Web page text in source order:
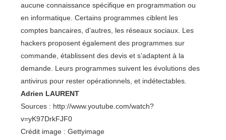
aucune connaissance spécifique en programmation ou
en informatique. Certains programmes ciblent les
comptes bancaires, d’autres, les réseaux sociaux. Les
hackers proposent également des programmes sur
commande, établissent des devis et s’adaptent à la
demande. Leurs programmes suivent les évolutions des
antivirus pour rester opérationnels, et indétectables.
Adrien LAURENT
Sources : http://www.youtube.com/watch?
v=yK97DrkFJF0
Crédit image : Gettyimage